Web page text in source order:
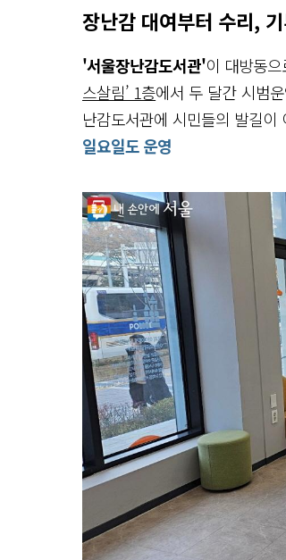
장난감 대여부터 수리,
'서울장난감도서관'이 대방동
스살림’ 1층에서 두 달간 시범
난감도서관에 시민들의 발길이
일요일도 운영